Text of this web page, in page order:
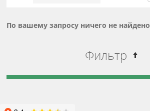
По вашему запросу ничего не найдено
Фильтр